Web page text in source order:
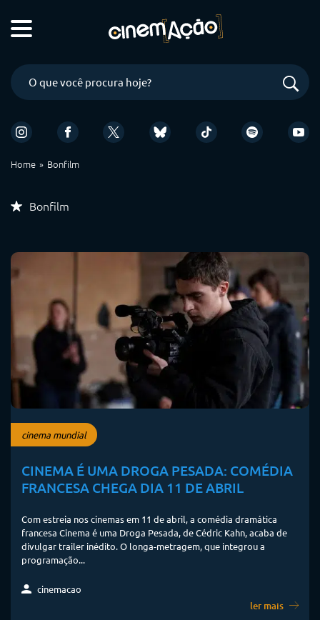
Home Bonfilm
Bonfilm
cinema mundial
CINEMA É UMA DROGA PESADA: COMÉDIA
FRANCESA CHEGA DIA 11 DE ABRIL
Com estreia nos cinemas em 11 de abril, a comédia dramática
francesa Cinema é uma Droga Pesada, de Cédric Kahn, acaba de
divulgar trailer inédito. O longa-metragem, que integrou a
programação...
cinemacao
ler mais